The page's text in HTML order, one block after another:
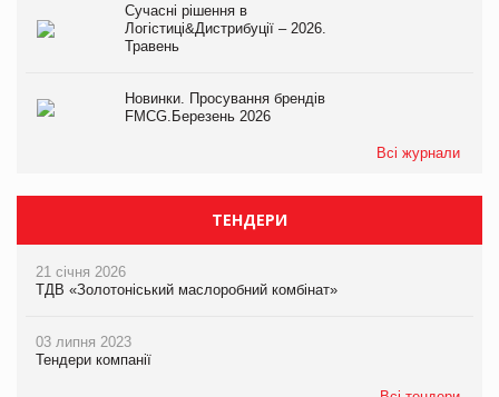
Сучасні рішення в
Логістиці&Дистрибуції – 2026.
Травень
Новинки. Просування брендів
FMCG.Березень 2026
Всі журнали
ТЕНДЕРИ
21 січня 2026
ТДВ «Золотоніський маслоробний комбінат»
03 липня 2023
Тендери компанії